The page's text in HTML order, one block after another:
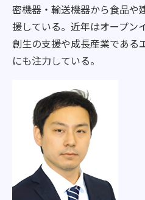
密機器・輸送機器から食品や
援している。近年はオープン
創生の支援や成長産業である
にも注力している。